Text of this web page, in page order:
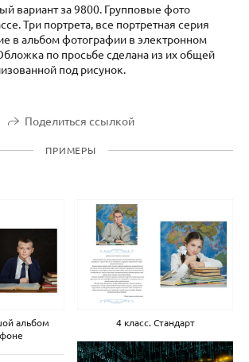
вариант за 9800. Групповые фото
Три портрета, все портретная серия
в альбом фотографии в электронном
по просьбе сделана из их общей
под рисунок.
Поделиться ссылкой
ПРИМЕРЫ
альбом
4 класс. Стандарт